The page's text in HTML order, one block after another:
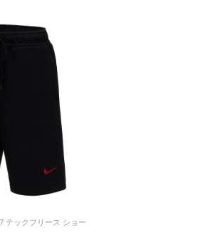
テックフリース ショー